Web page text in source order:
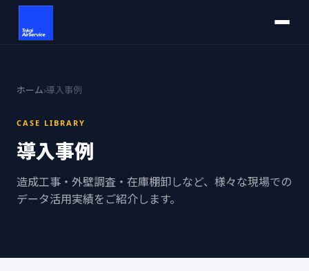
ホーム›導入事例
CASE LIBRARY
導入事例
造成工事・外壁調査・在庫棚卸しなど、様々な現場での
データ活用実績をご紹介します。